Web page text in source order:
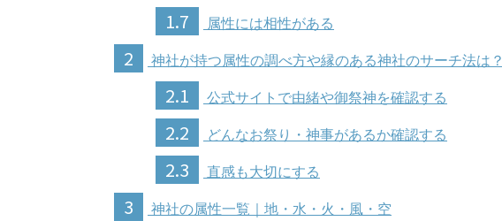
1.7 属性には相性がある
2 神社が持つ属性の調べ方や縁のある神社のサーチ法は？
2.1 公式サイトで由緒や御祭神を確認する
2.2 どんなお祭り・神事があるか確認する
2.3 直感も大切にする
3 神社の属性一覧｜地・水・火・風・空